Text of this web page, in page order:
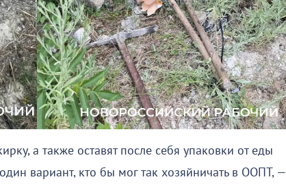
а также оставят после себя упаковки от еды
вариант, кто бы мог так хозяйничать в ООПТ, —